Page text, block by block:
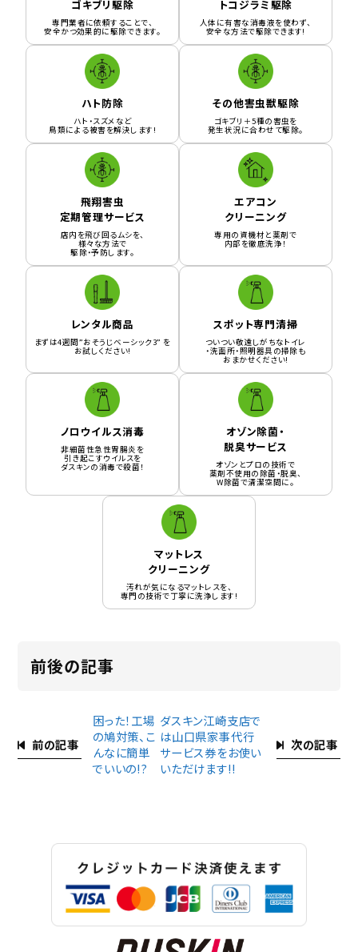
ゴキブリ駆除
専門業者に依頼することで、
安全かつ効果的に駆除できます。
トコジラミ駆除
人体に有害な消毒液を使わず、
安全な方法で駆除できます!
ハト防除
ハト・スズメなど
鳥類による被害を解決します!
その他害虫獣駆除
ゴキブリ＋5種の害虫を
発生状況に合わせて駆除。
飛翔害虫
定期管理サービス
店内を飛び回るムシを、
様々な方法で
駆除・予防します。
エアコン
クリーニング
専用の資機材と薬剤で
内部を徹底洗浄！
レンタル商品
まずは4週間”おそうじベーシック3” を
お試しください!
スポット専門清掃
ついつい敬遠しがちなトイレ
・洗面所・照明器具の掃除も
おまかせください!
ノロウイルス消毒
非細菌性急性胃腸炎を
引き起こすウイルスを
ダスキンの消毒で殺菌！
オゾン除菌・
脱臭サービス
オゾンとプロの技術で
薬剤不使用の除菌・脱臭、
W除菌で清潔空間に。
マットレス
クリーニング
汚れが気になるマットレスを、
専門の技術で丁寧に洗浄します!
前後の記事
前の記事
困った！工場
の鳩対策、こ
んなに簡単
でいいの!?
次の記事
ダスキン江崎支店で
は山口県家事代行
サービス券をお使い
いただけます!!